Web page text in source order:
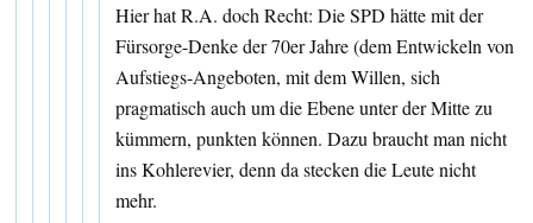
Hier hat R.A. doch Recht: Die SPD hätte mit der
Fürsorge-Denke der 70er Jahre (dem Entwickeln von
Aufstiegs-Angeboten, mit dem Willen, sich
pragmatisch auch um die Ebene unter der Mitte zu
kümmern, punkten können. Dazu braucht man nicht
ins Kohlerevier, denn da stecken die Leute nicht
mehr.